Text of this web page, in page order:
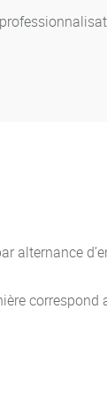
des
des
alternance